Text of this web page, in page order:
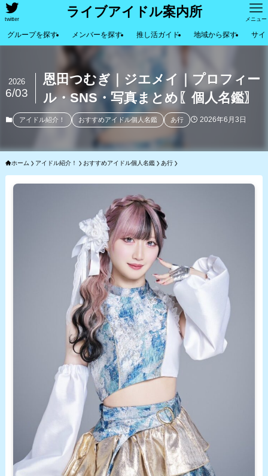
ライブアイドル案内所
twitter メニュー
グループを探す メンバーを探す 推し活ガイド 地域から探す サイ
恩田つむぎ｜ジエメイ｜プロフィー
ル・SNS・写真まとめ〖個人名鑑〗
2026
6/03
アイドル紹介！ おすすめアイドル個人名鑑 あ行 2026年6月3日
ホーム アイドル紹介！ おすすめアイドル個人名鑑 あ行